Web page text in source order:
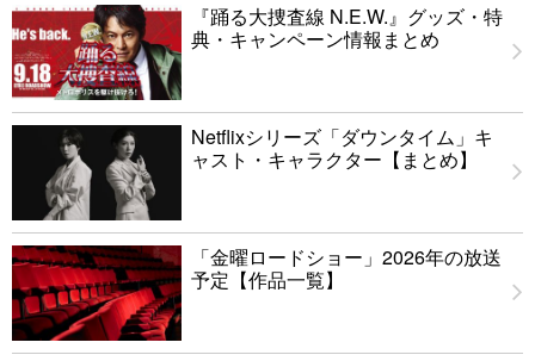
『踊る大捜査線 N.E.W.』グッズ・特
典・キャンペーン情報まとめ
Netflixシリーズ「ダウンタイム」キ
ャスト・キャラクター【まとめ】
「金曜ロードショー」2026年の放送
予定【作品一覧】